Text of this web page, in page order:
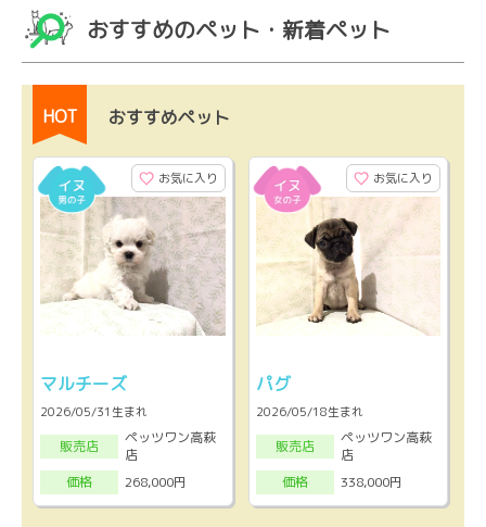
おすすめのペット・新着ペット
HOT おすすめペット
お気に入り
マルチーズ
2026/05/31生まれ
販売店
ペッツワン高萩
店
価格
268,000円
お気に入り
パグ
2026/05/18生まれ
販売店
ペッツワン高萩
店
価格
338,000円